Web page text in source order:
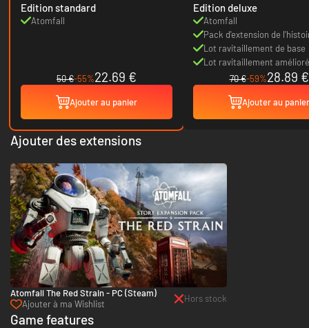
Edition standard
Atomfall
50 €-55%22.69 €
Ajouter au panier
Edition deluxe
Atomfall
Pack d'extension de
Lot ravitaillement de base
Lot ravitaillement amélioré
70 €-59%28.89 €
Ajouter au panier
Ajouter des extensions
Atomfall The Red Strain - PC (Steam)
Ajouter à ma Wishlist
Hors stock
Game features